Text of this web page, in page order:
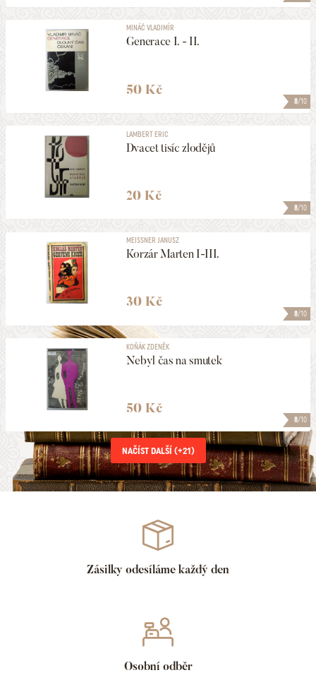
8/10
MINÁČ VLADIMÍR
Generace I. - II.
50 Kč
8/10
LAMBERT ERIC
Dvacet tisíc zlodějů
20 Kč
8/10
MEISSNER JANUSZ
Korzár Marten I-III.
30 Kč
8/10
KOŇÁK ZDENĚK
Nebyl čas na smutek
50 Kč
NAČÍST DALŠÍ (+21)
Zásilky odesíláme každý den
Osobní odběr